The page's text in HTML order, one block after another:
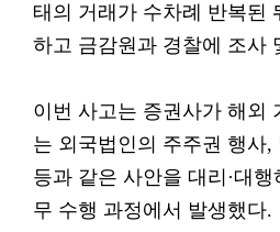
태의 거래가 수차례 반복된
하고 금감원과 경찰에 조사
이번 사고는 증권사가 해외
는 외국법인의 주주권 행사,
등과 같은 사안을 대리·대행
무 수행 과정에서 발생했다.